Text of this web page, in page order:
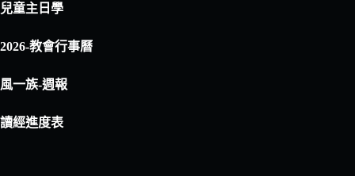
兒童主日學
2026-教會行事曆
風一族-週報
讀經進度表